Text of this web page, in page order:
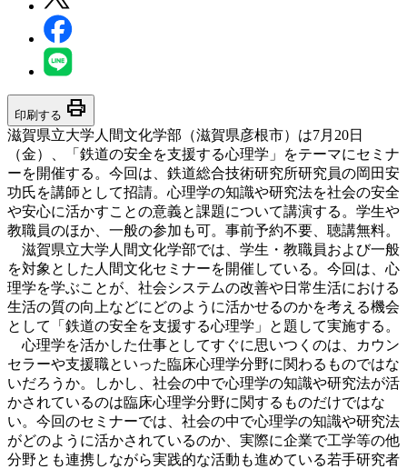
印刷する print
滋賀県立大学人間文化学部（滋賀県彦根市）は7月20日
（金）、「鉄道の安全を支援する心理学」をテーマにセミナ
ーを開催する。今回は、鉄道総合技術研究所研究員の岡田安
功氏を講師として招請。心理学の知識や研究法を社会の安全
や安心に活かすことの意義と課題について講演する。学生や
教職員のほか、一般の参加も可。事前予約不要、聴講無料。
滋賀県立大学人間文化学部では、学生・教職員および一般
を対象とした人間文化セミナーを開催している。今回は、心
理学を学ぶことが、社会システムの改善や日常生活における
生活の質の向上などにどのように活かせるのかを考える機会
として「鉄道の安全を支援する心理学」と題して実施する。
心理学を活かした仕事としてすぐに思いつくのは、カウン
セラーや支援職といった臨床心理学分野に関わるものではな
いだろうか。しかし、社会の中で心理学の知識や研究法が活
かされているのは臨床心理学分野に関するものだけではな
い。今回のセミナーでは、社会の中で心理学の知識や研究法
がどのように活かされているのか、実際に企業で工学等の他
分野とも連携しながら実践的な活動も進めている若手研究者